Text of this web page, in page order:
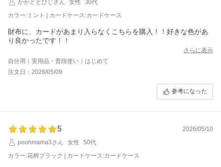
かかととひじさん
女性
30代
カラー:ミント | カードケース:カードケース
財布に、カードがあまり入らなくこちらを購入！！好きな色があ
り良かったです！！
さらに表示
自分用｜実用品・普段使い｜はじめて
注文日：2026/05/09
参考になった
5
2026/05/10
poohmama3さん
女性
50代
カラー:花柄ブラック | カードケース:カードケース